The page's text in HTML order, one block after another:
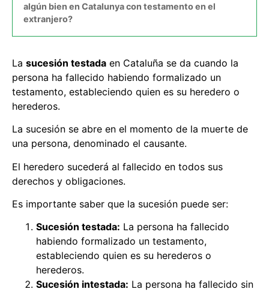
algún bien en Catalunya con testamento en el
extranjero?
La sucesión testada en Cataluña se da cuando la
persona ha fallecido habiendo formalizado un
testamento, estableciendo quien es su heredero o
herederos.
La sucesión se abre en el momento de la muerte de
una persona, denominado el causante.
El heredero sucederá al fallecido en todos sus
derechos y obligaciones.
Es importante saber que la sucesión puede ser:
Sucesión testada: La persona ha fallecido
habiendo formalizado un testamento,
estableciendo quien es su herederos o
herederos.
Sucesión intestada: La persona ha fallecido sin